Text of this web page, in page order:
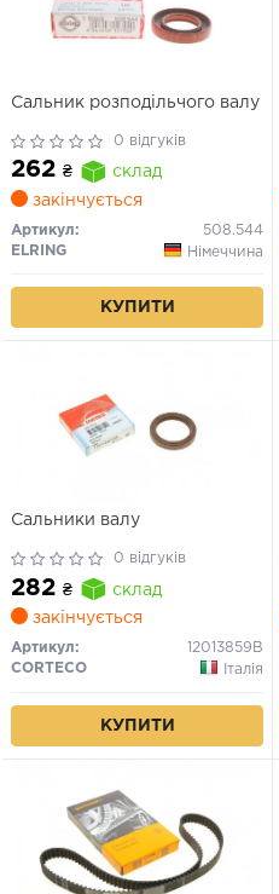
Сальник розподільчого валу
0 відгуків
262 ₴
склад
закінчується
Артикул:
508.544
ELRING
Німеччина
КУПИТИ
Сальники валу
0 відгуків
282 ₴
склад
закінчується
Артикул:
12013859B
CORTECO
Італія
КУПИТИ